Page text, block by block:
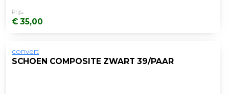
Prijs:
€ 35,00
convert
SCHOEN COMPOSITE ZWART 39/PAAR